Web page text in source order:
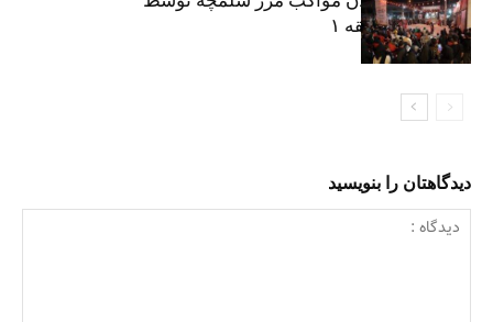
شهرداری منطقه ۱
دیدگاهتان را بنویسید